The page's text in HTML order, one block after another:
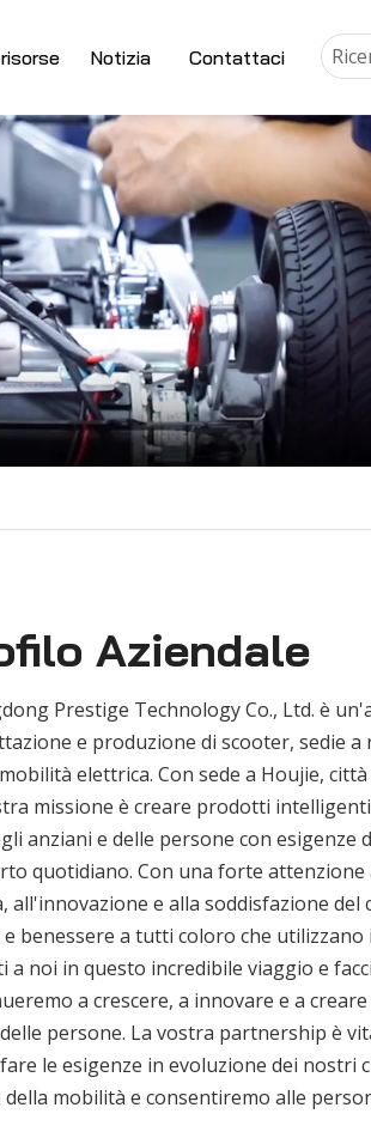
Notizia Contattaci
Aziendale
Prestige Technology Co., Ltd. è
e produzione di scooter, sedie
elettrica. Con sede a Houjie,
missione è creare prodotti
anziani e delle persone con esigenze
quotidiano. Con una forte attenzione
all'innovazione e alla soddisfazione
benessere a tutti coloro che
a noi in questo incredibile viaggio e
a crescere, a innovare e a
persone. La vostra partnership è
le esigenze in evoluzione dei nostri
mobilità e consentiremo alle